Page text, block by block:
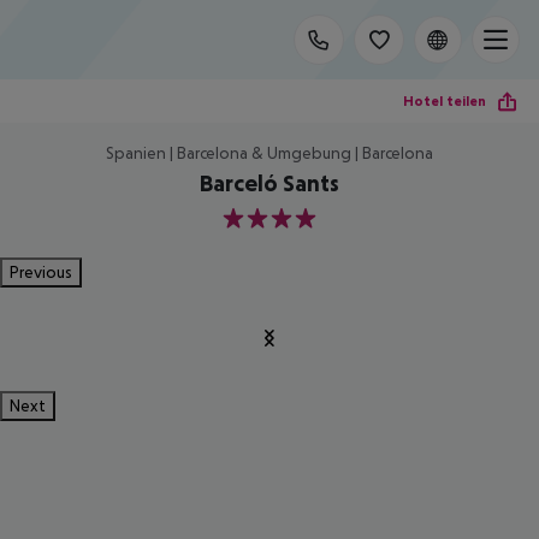
Hotel teilen
Spanien | Barcelona & Umgebung | Barcelona
Barceló Sants
4
Previous
Next